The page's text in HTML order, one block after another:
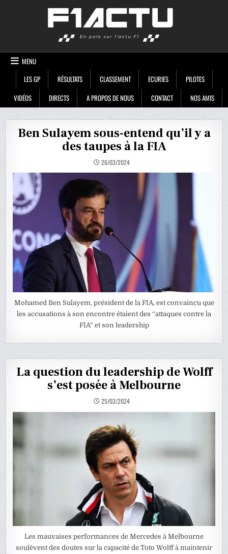
MENU
LES GP
RÉSULTATS CLASSEMENT ECURIES
PILOTES
VIDÉOS
DIRECTS A PROPOS DE NOUS CONTACT NOS AMIS
Ben Sulayem sous-entend qu’il y a
des taupes à la FIA
26/03/2024
Mohamed Ben Sulayem, président de la FIA, est convaincu que
les accusations à son encontre étaient des “attaques contre la
FIA” et son leadership
La question du leadership de Wolff
s’est posée à Melbourne
25/03/2024
Les mauvaises performances de Mercedes à Melbourne
soulèvent des doutes sur la capacité de Toto Wolff à maintenir